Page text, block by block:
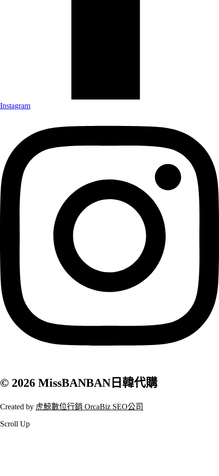
Instagram
© 2026 MissBANBAN日韓代購
Created by 虎鯨數位行銷 OrcaBiz SEO公司
Scroll Up